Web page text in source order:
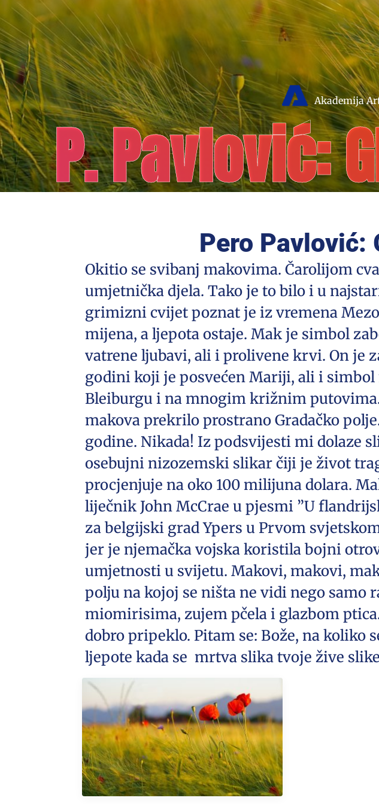
Akademija
P. Pavlović:
Pero Pavlović:
Okitio se svibanj makovima. Čarolijom
umjetnička djela. Tako je to bilo i u
grimizni cvijet poznat je iz vremena
mijena, a ljepota ostaje. Mak je simbol
vatrene ljubavi, ali i prolivene krvi. On je
godini koji je posvećen Mariji, ali i
Bleiburgu i na mnogim križnim
makova prekrilo prostrano Gradačko
godine. Nikada! Iz podsvijesti mi dolaze
osebujni nizozemski slikar čiji je život
procjenjuje na oko 100 milijuna dolara.
liječnik John McCrae u pjesmi ”U
za belgijski grad Ypers u Prvom
jer je njemačka vojska koristila bojni
umjetnosti u svijetu. Makovi, makovi,
polju na kojoj se ništa ne vidi nego
miomirisima, zujem pčela i glazbom
dobro pripeklo. Pitam se: Bože, na koliko
ljepote kada se mrtva slika tvoje žive